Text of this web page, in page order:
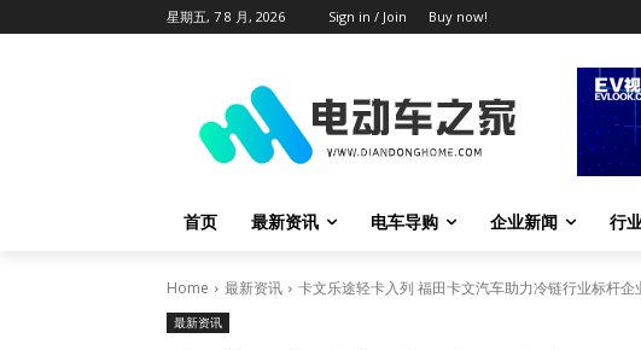
星期五, 7 8 月, 2026 Sign in / Join Buy now!
首页 最新资讯 电车导购 企业新闻 行
Home 最新资讯 卡文乐途轻卡入列 福田卡文汽车助力冷链行业标杆企
最新资讯